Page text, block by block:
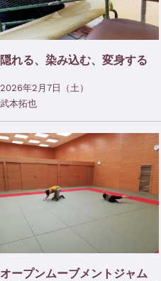
隠れる、染み込む、変身する
2026年2月7日（土）
武本拓也
オープンムーブメントジャム